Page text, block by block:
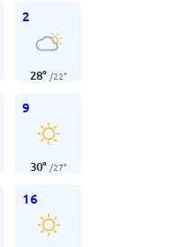
2
28° /22°
9
30° /27°
16